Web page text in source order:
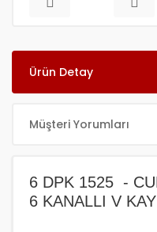
Ürün Detay
Müşteri Yorumları
6 DPK 1525 -
6 KANALLI V